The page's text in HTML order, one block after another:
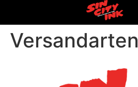
Versandarten